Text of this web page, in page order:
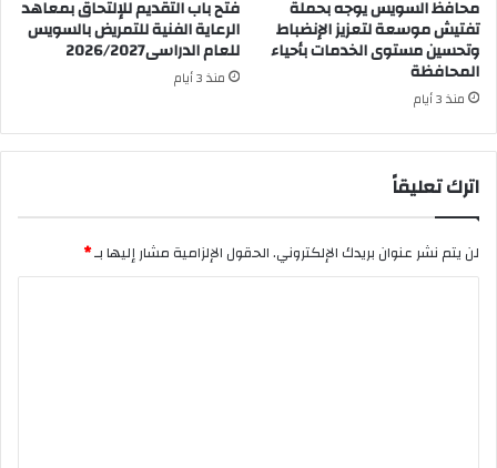
محافظ السويس يوجه بحملة
تفتيش موسعة لتعزيز الإنضباط
وتحسين مستوى الخدمات بأحياء
المحافظة
منذ 3 أيام
فتح باب التقديم للإلتحاق بمعاهد
الرعاية الفنية للتمريض بالسويس
للعام الدراسى2026/2027
منذ 3 أيام
اترك تعليقاً
لن يتم نشر عنوان بريدك الإلكتروني.الحقول الإلزامية مشار إليها بـ*